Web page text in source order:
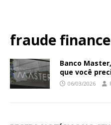
fraude
Banco
que você
06/03/2026